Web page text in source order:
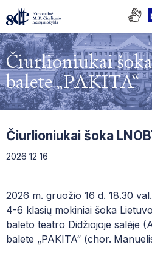
DAŽNIAUSIAI
DARBO TARYBA
ISTORIJA
SOCIALIZACIJOS
ŠOKIO TEATRAS
PRAŠYMŲ
PAGALBOS
Čiurlioniukai
balete „PAKITA“
Čiurlioniukai šoka
2026 12 16
2026 m. gruožio 16 d. 18.30
4-6 klasių mokiniai šoka
baleto teatro Didžiojoje salėje
balete „PAKITA“ (chor.